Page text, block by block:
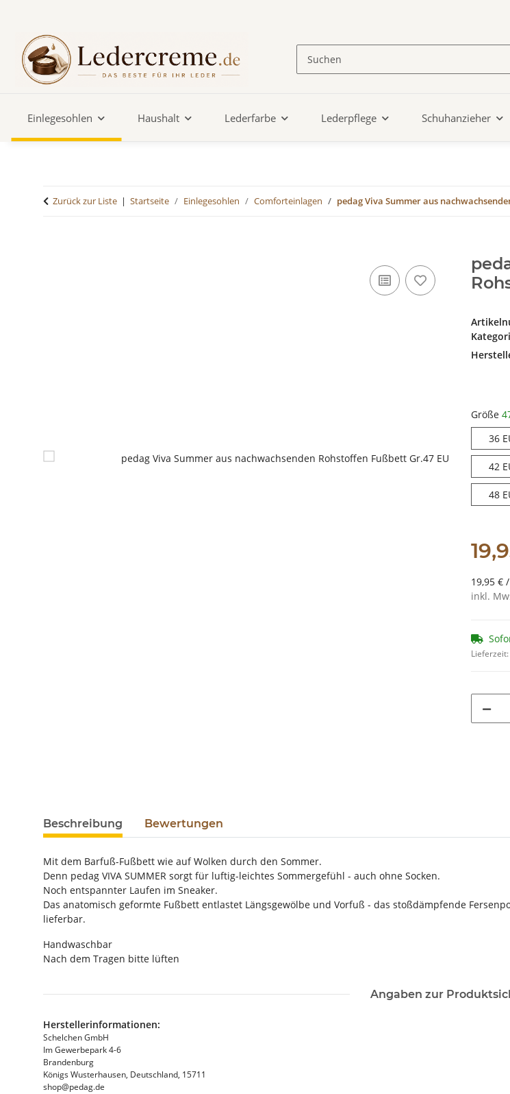
Einlegesohlen Haushalt Lederfarbe Lederpflege Schuhanzieher
Zurück zur Liste Startseite Einlegesohlen Comforteinlagen pedag Viva Summer aus
Größe
36
42
48
19,95 €
inkl.
Lieferzeit:
Beschreibung Bewertungen
Mit dem Barfuß-Fußbett wie auf Wolken durch den Sommer.
Denn pedag VIVA SUMMER sorgt für luftig-leichtes Sommergefühl - auch ohne Socken.
Noch entspannter Laufen im Sneaker.
Das anatomisch geformte Fußbett entlastet Längsgewölbe und Vorfuß - das stoßdämpfende
lieferbar.
Handwaschbar
Nach dem Tragen bitte lüften
Angaben zur
Herstellerinformationen:
Schelchen GmbH
Im Gewerbepark 4-6
Brandenburg
Königs Wusterhausen, Deutschland, 15711
shop@pedag.de